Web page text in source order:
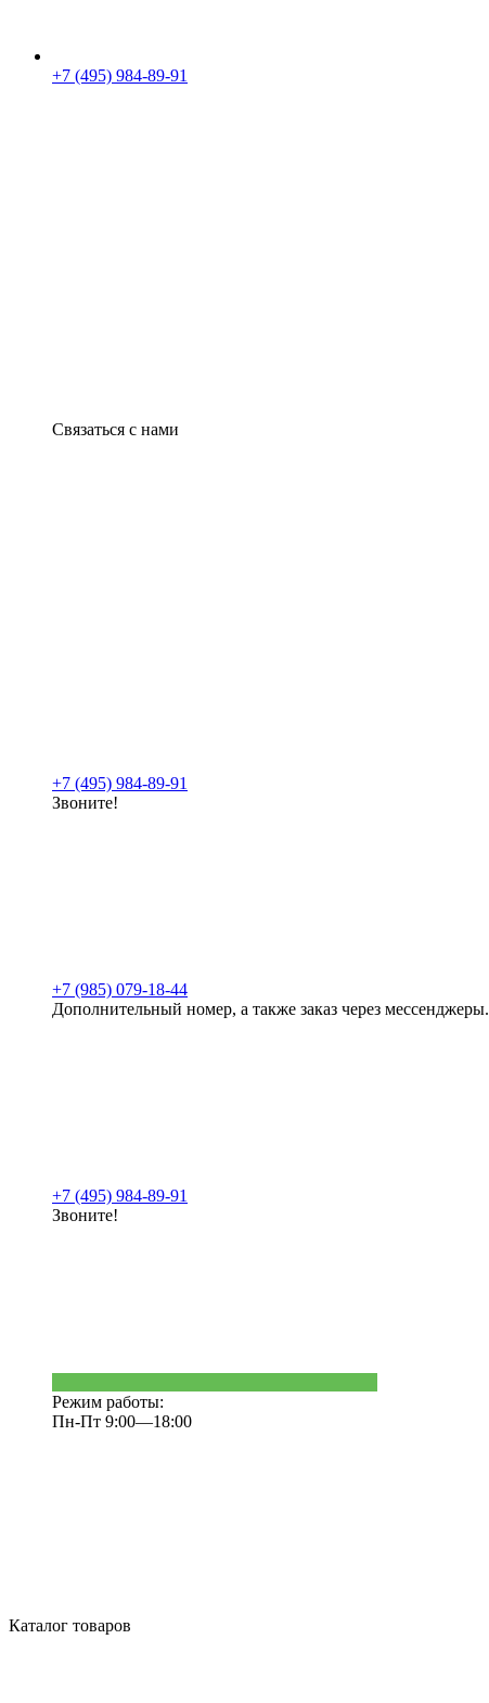
+7 (495) 984-89-91
Связаться с нами
+7 (495) 984-89-91
Звоните!
+7 (985) 079-18-44
Дополнительный номер, а также заказ через мессенджеры.
+7 (495) 984-89-91
Звоните!
Режим работы:
Пн-Пт 9:00—18:00
Каталог товаров